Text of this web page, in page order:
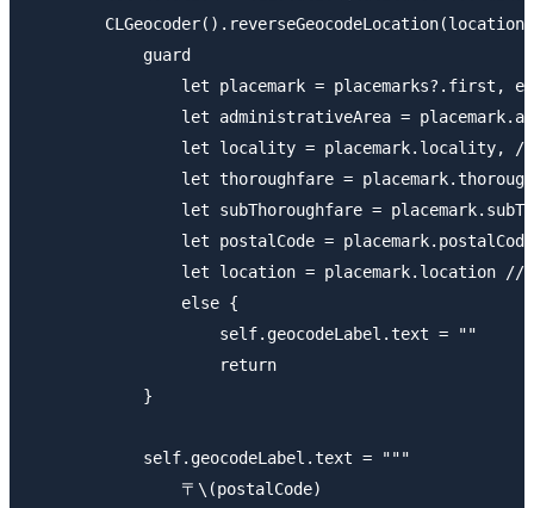
            guard
let placemark = placemarks?.first,
let administrativeArea =
let locality = placemark.locality, //
let thoroughfare =
let subThoroughfare =
let postalCode =
let location = placemark.location //
                else {
                    self.geocodeLabel.text = ""
                    return
            }
            self.geocodeLabel.text = """
                〒\(postalCode)